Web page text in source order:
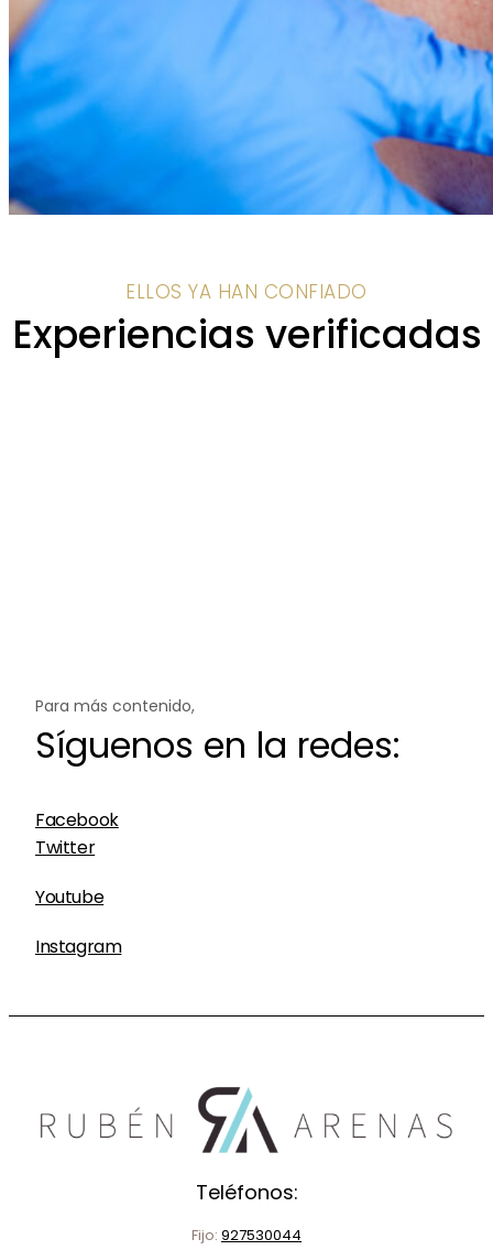
ELLOS YA HAN CONFIADO
Experiencias verificadas
Para más contenido,
Síguenos en la redes:
Facebook
Twitter
Youtube
Instagram
Teléfonos:
Fijo: 927530044